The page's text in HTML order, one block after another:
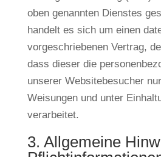
oben genannten Dienstes
handelt es sich um einen
vorgeschriebenen Vertrag,
dass dieser die
unserer Websitebesucher
Weisungen und unter
verarbeitet.
3. Allgemeine